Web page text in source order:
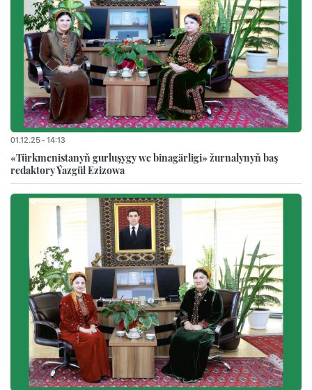
01.12.25 - 14:13
«Türkmenistanyň gurluşygy we binagärligi» žurnalynyň baş
redaktory Ýazgül Ezizowa